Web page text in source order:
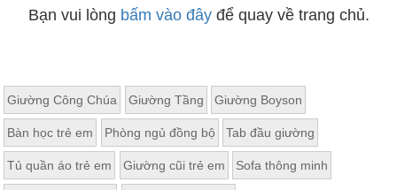
Bạn vui lòng bấm vào đâyđể quay về trang chủ.
Giường Công Chúa Giường Tầng Giường Boyson
Bàn học trẻ em Phòng ngủ đồng bộ Tab đầu giường
Tủ quần áo trẻ em Giường cũi trẻ em Sofa thông minh